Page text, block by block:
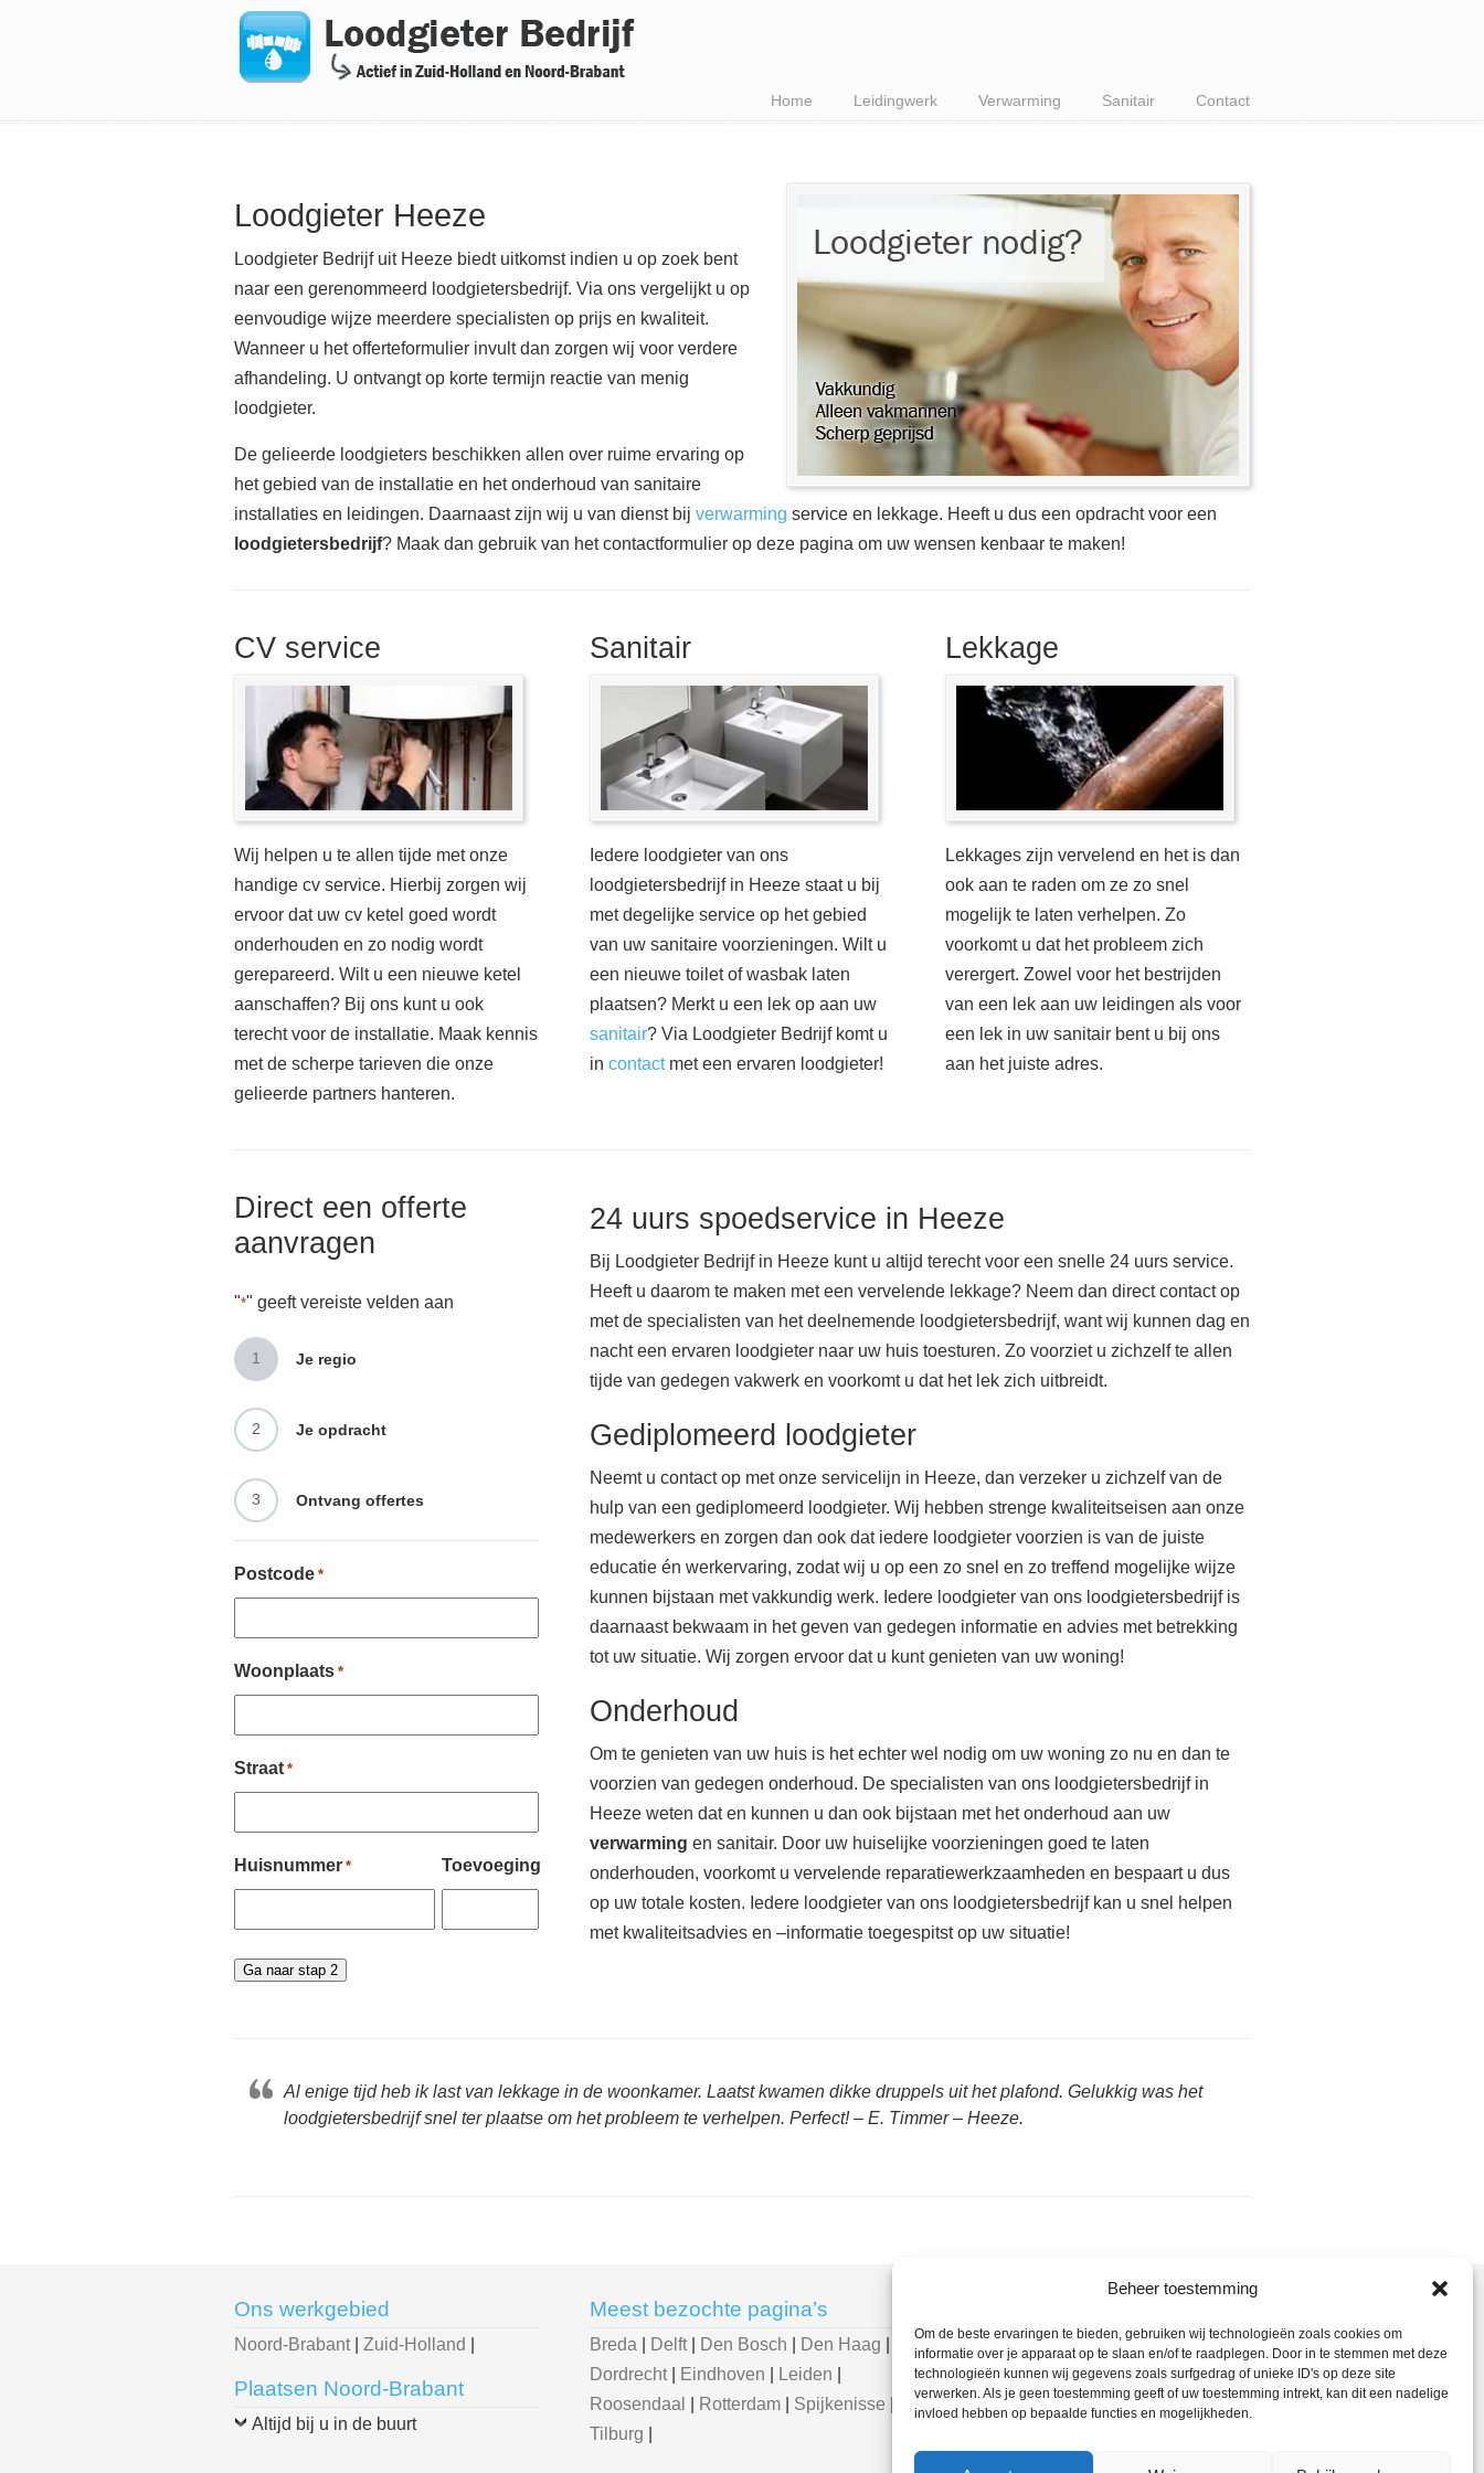
Beheer toestemming
Om de beste ervaringen te bieden, gebruiken wij technologieën zoals cookies om
informatie over je apparaat op te slaan en/of te raadplegen. Door in te stemmen met deze
technologieën kunnen wij gegevens zoals surfgedrag of unieke ID's op deze site
verwerken. Als je geen toestemming geeft of uw toestemming intrekt, kan dit een nadelige
invloed hebben op bepaalde functies en mogelijkheden.
Home Leidingwerk Verwarming Sanitair Contact
Loodgieter Heeze
Loodgieter Bedrijf uit Heeze biedt uitkomst indien u op zoek bent
naar een gerenommeerd loodgietersbedrijf. Via ons vergelijkt u op
eenvoudige wijze meerdere specialisten op prijs en kwaliteit.
Wanneer u het offerteformulier invult dan zorgen wij voor verdere
afhandeling. U ontvangt op korte termijn reactie van menig
loodgieter.
De gelieerde loodgieters beschikken allen over ruime ervaring op
het gebied van de installatie en het onderhoud van sanitaire
installaties en leidingen. Daarnaast zijn wij u van dienst bij verwarming service en lekkage. Heeft u dus een opdracht voor een
loodgietersbedrijf? Maak dan gebruik van het contactformulier op deze pagina om uw wensen kenbaar te maken!
CV service
Wij helpen u te allen tijde met onze
handige cv service. Hierbij zorgen wij
ervoor dat uw cv ketel goed wordt
onderhouden en zo nodig wordt
gerepareerd. Wilt u een nieuwe ketel
aanschaffen? Bij ons kunt u ook
terecht voor de installatie. Maak kennis
met de scherpe tarieven die onze
gelieerde partners hanteren.
Sanitair
Iedere loodgieter van ons
loodgietersbedrijf in Heeze staat u bij
met degelijke service op het gebied
van uw sanitaire voorzieningen. Wilt u
een nieuwe toilet of wasbak laten
plaatsen? Merkt u een lek op aan uw
sanitair? Via Loodgieter Bedrijf komt u
in contactmet een ervaren loodgieter!
Lekkage
Lekkages zijn vervelend en het is dan
ook aan te raden om ze zo snel
mogelijk te laten verhelpen. Zo
voorkomt u dat het probleem zich
verergert. Zowel voor het bestrijden
van een lek aan uw leidingen als voor
een lek in uw sanitair bent u bij ons
aan het juiste adres.
Direct een offerte
aanvragen
"*" geeft vereiste velden aan
1 Je regio
2 Je opdracht
3 Ontvang offertes
Postcode *
Woonplaats *
Straat *
Huisnummer * Toevoeging
24 uurs spoedservice in Heeze
Bij Loodgieter Bedrijf in Heeze kunt u altijd terecht voor een snelle 24 uurs service.
Heeft u daarom te maken met een vervelende lekkage? Neem dan direct contact op
met de specialisten van het deelnemende loodgietersbedrijf, want wij kunnen dag en
nacht een ervaren loodgieter naar uw huis toesturen. Zo voorziet u zichzelf te allen
tijde van gedegen vakwerk en voorkomt u dat het lek zich uitbreidt.
Gediplomeerd loodgieter
Neemt u contact op met onze servicelijn in Heeze, dan verzeker u zichzelf van de
hulp van een gediplomeerd loodgieter. Wij hebben strenge kwaliteitseisen aan onze
medewerkers en zorgen dan ook dat iedere loodgieter voorzien is van de juiste
educatie én werkervaring, zodat wij u op een zo snel en zo treffend mogelijke wijze
kunnen bijstaan met vakkundig werk. Iedere loodgieter van ons loodgietersbedrijf is
daarnaast bekwaam in het geven van gedegen informatie en advies met betrekking
tot uw situatie. Wij zorgen ervoor dat u kunt genieten van uw woning!
Onderhoud
Om te genieten van uw huis is het echter wel nodig om uw woning zo nu en dan te
voorzien van gedegen onderhoud. De specialisten van ons loodgietersbedrijf in
Heeze weten dat en kunnen u dan ook bijstaan met het onderhoud aan uw
verwarming en sanitair. Door uw huiselijke voorzieningen goed te laten
onderhouden, voorkomt u vervelende reparatiewerkzaamheden en bespaart u dus
op uw totale kosten. Iedere loodgieter van ons loodgietersbedrijf kan u snel helpen
met kwaliteitsadvies en –informatie toegespitst op uw situatie!
Al enige tijd heb ik last van lekkage in de woonkamer. Laatst kwamen dikke druppels uit het plafond. Gelukkig was het
loodgietersbedrijf snel ter plaatse om het probleem te verhelpen. Perfect! – E. Timmer – Heeze.
Ons werkgebied
Noord-Brabant Zuid-Holland
Plaatsen Noord-Brabant
Altijd bij u in de buurt
Meest bezochte pagina’s
Breda Delft Den Bosch Den Haag
Dordrecht
Eindhoven Leiden
Roosendaal
Rotterdam Spijkenisse
Tilburg
Loodgieter Bedrijf> Loodgieter Heeze
– loodgietersbedrijf